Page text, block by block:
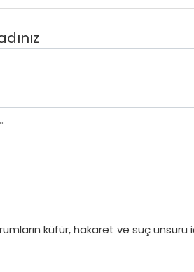
küfür, hakaret ve suç unsuru